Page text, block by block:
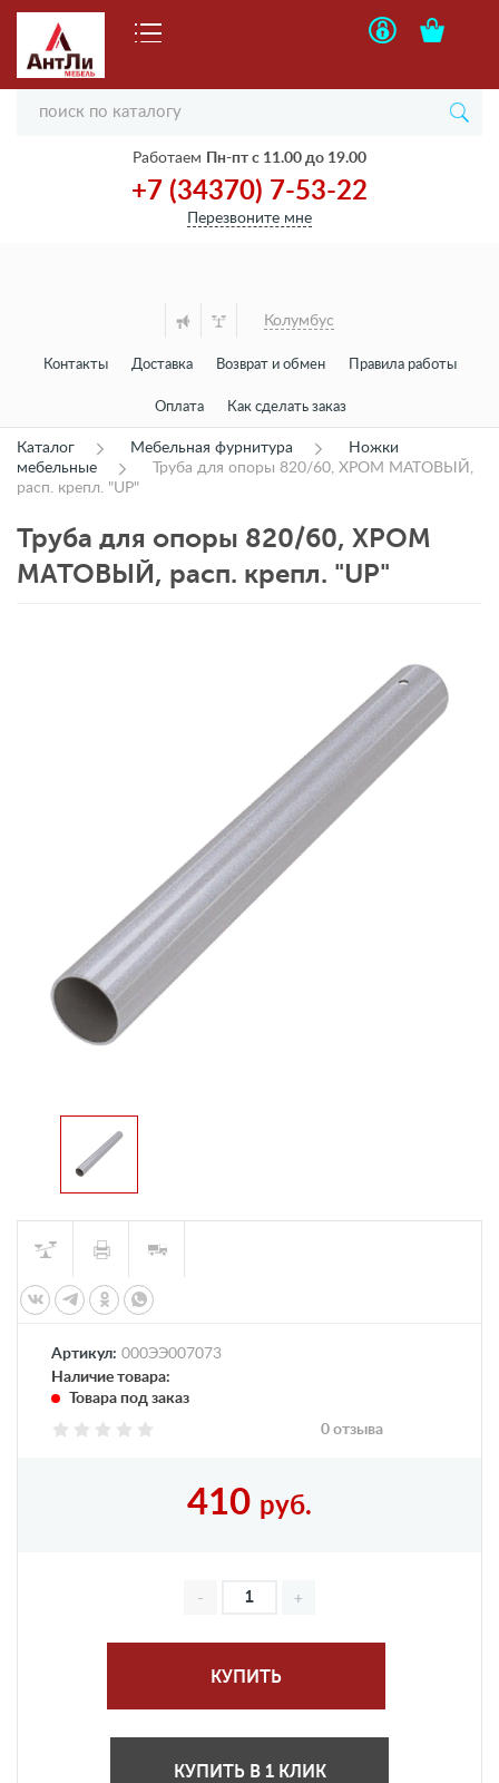
Работаем Пн-пт с 11.00 до 19.00
+7 (34370) 7-53-22
Перезвоните мне
Колумбус
Контакты Доставка Возврат и обмен Правила работы
Оплата Как сделать заказ
Каталог Мебельная фурнитура
Ножки
мебельные
Труба для опоры 820/60, ХРОМ МАТОВЫЙ,
расп. крепл. "UP"
Труба для опоры 820/60, ХРОМ
МАТОВЫЙ, расп. крепл. "UP"
Артикул: 000ЭЭ007073
Наличие товара:
Товара под заказ
0 отзыва
410 руб.
КУПИТЬ
КУПИТЬ В 1 КЛИК